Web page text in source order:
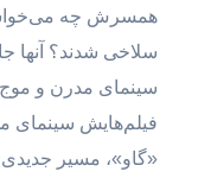
همسرش چه
سلاخی شدند؟ آنها
سینمای مدرن و موج
فیلم‌هایش سینمای
«گاو»، مسیر جدیدی